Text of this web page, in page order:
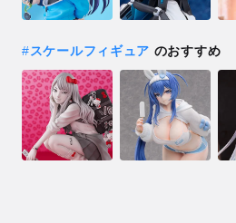
#スケールフィギュア のおすすめ